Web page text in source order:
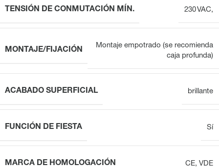
TENSIÓN DE CONMUTACIÓN MÍN. 230 VAC,
MONTAJE/FIJACIÓN
Montaje empotrado (se recomienda
caja profunda)
ACABADO SUPERFICIAL brillante
FUNCIÓN DE FIESTA Sí
MARCA DE HOMOLOGACIÓN CE, VDE